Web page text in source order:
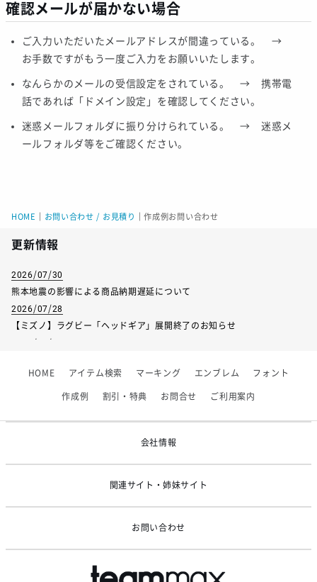
確認メールが届かない場合
ご入力いただいたメールアドレスが間違っている。 →
お手数ですがもう一度ご入力をお願いいたします。
なんらかのメールの受信設定をされている。 → 携帯電
話であれば「ドメイン設定」を確認してください。
迷惑メールフォルダに振り分けられている。 → 迷惑メ
ールフォルダ等をご確認ください。
HOME お問い合わせ / お見積り ｜作成例お問い合わせ
更新情報
2026/07/30
熊本地震の影響による商品納期遅延について
2026/07/28
【ミズノ】ラグビー「ヘッドギア」展開終了のお知らせ
2026/07/01
2026/06/09
【アシックス】一部商品「生地の在庫限り」廃盤のお知らせ
HOME アイテム検索 マーキング エンブレム フォント
作成例 割引・特典 お問合せ ご利用案内
会社情報
関連サイト・姉妹サイト
お問い合わせ